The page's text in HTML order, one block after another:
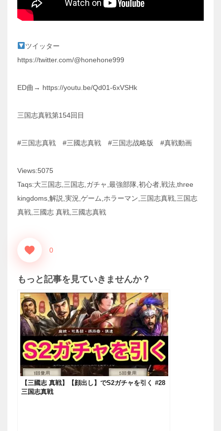
ツイッター
https://twitter.com/@honehone999
ED曲→ https://youtu.be/Qd01-6xVSHk
三国志真戦第154回目
#三国志真戦 #三國志真戦 #三国志战略版 #真戦動画
Views:5075
Taqs:大三国志,三国志,ガチャ,最強部隊,初心者,戦法,three
kingdoms,解説,実況,ゲーム,ホラーマン,三国志真戦,三国志
真戦,三國志 真戦,三國志真戦
0
もっと記事を見ていきませんか？
【三國志 真戦】【顔出し】でS2ガチャを引く #28
三国志真戦